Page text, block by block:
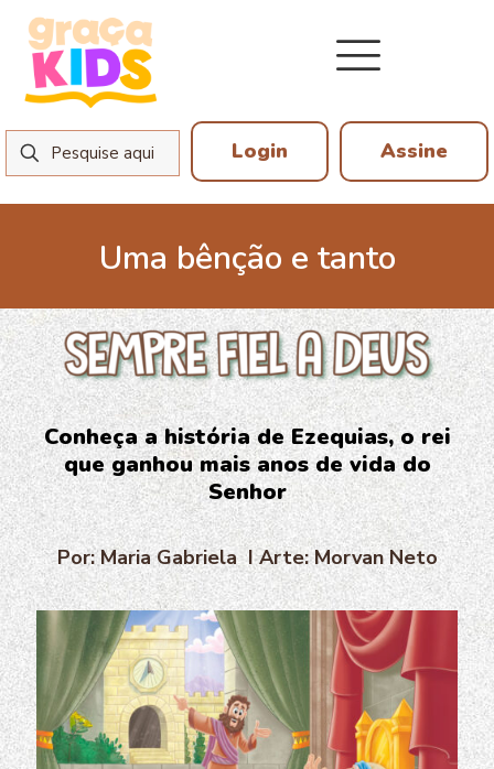
Login Assine
Uma bênção e tanto
2 de outubro de 2025
Conheça a história de Ezequias, o rei
que ganhou mais anos de vida do
Senhor
Por: Maria Gabriela I Arte: Morvan Neto